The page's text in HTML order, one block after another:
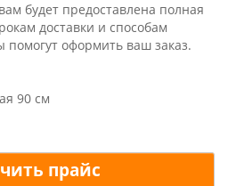
будет предоставлена полная
доставки и способам
оформить ваш заказ.
90 см
прайс